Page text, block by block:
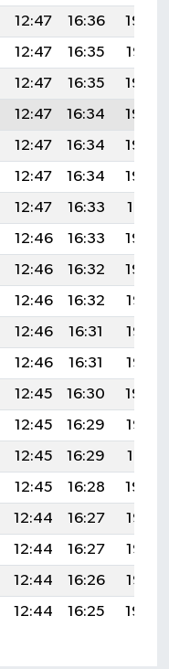
12:47 16:36
19:48
12:47 16:35
19:47
12:47 16:35
19:46
12:47 16:34
19:45
12:47 16:34
19:43
12:47 16:34
19:42
12:47 16:33
19:41
12:46 16:33
19:40
12:46 16:32
19:39
12:46 16:32
19:37
12:46 16:31
19:36
12:46 16:31
19:35
12:45 16:30
19:34
12:45 16:29
19:32
12:45 16:29
19:31
12:45 16:28
19:30
12:44 16:27
19:28
12:44 16:27
19:27
12:44 16:26
19:25
12:44 16:25 19:24